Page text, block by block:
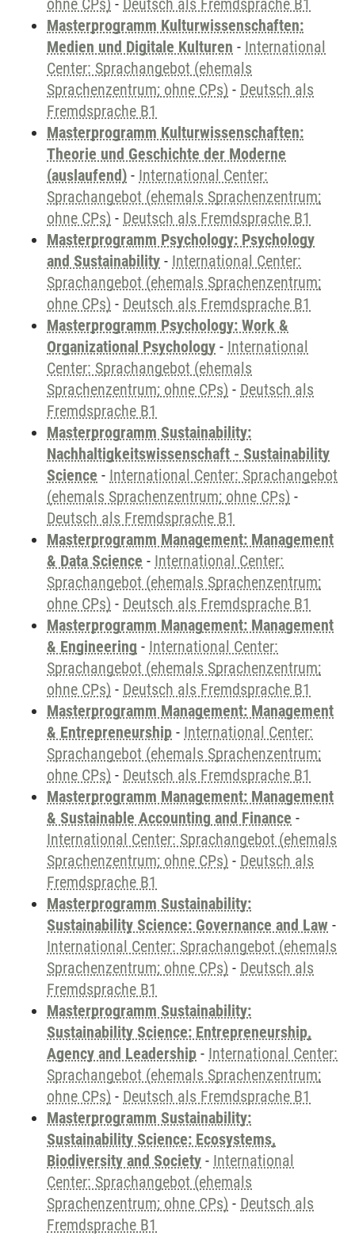
ohne CPs) - Deutsch als Fremdsprache B1
Masterprogramm Kulturwissenschaften:
Medien und Digitale Kulturen - International
Center: Sprachangebot (ehemals
Sprachenzentrum; ohne CPs) - Deutsch als
Fremdsprache B1
Masterprogramm Kulturwissenschaften:
Theorie und Geschichte der Moderne
(auslaufend) - International Center:
Sprachangebot (ehemals Sprachenzentrum;
ohne CPs) - Deutsch als Fremdsprache B1
Masterprogramm Psychology: Psychology
and Sustainability - International Center:
Sprachangebot (ehemals Sprachenzentrum;
ohne CPs) - Deutsch als Fremdsprache B1
Masterprogramm Psychology: Work &
Organizational Psychology - International
Center: Sprachangebot (ehemals
Sprachenzentrum; ohne CPs) - Deutsch als
Fremdsprache B1
Masterprogramm Sustainability:
Nachhaltigkeitswissenschaft - Sustainability
Science - International Center: Sprachangebot
(ehemals Sprachenzentrum; ohne CPs) -
Deutsch als Fremdsprache B1
Masterprogramm Management: Management
& Data Science - International Center:
Sprachangebot (ehemals Sprachenzentrum;
ohne CPs) - Deutsch als Fremdsprache B1
Masterprogramm Management: Management
& Engineering - International Center:
Sprachangebot (ehemals Sprachenzentrum;
ohne CPs) - Deutsch als Fremdsprache B1
Masterprogramm Management: Management
& Entrepreneurship - International Center:
Sprachangebot (ehemals Sprachenzentrum;
ohne CPs) - Deutsch als Fremdsprache B1
Masterprogramm Management: Management
& Sustainable Accounting and Finance -
International Center: Sprachangebot (ehemals
Sprachenzentrum; ohne CPs) - Deutsch als
Fremdsprache B1
Masterprogramm Sustainability:
Sustainability Science: Governance and Law -
International Center: Sprachangebot (ehemals
Sprachenzentrum; ohne CPs) - Deutsch als
Fremdsprache B1
Masterprogramm Sustainability:
Sustainability Science: Entrepreneurship,
Agency and Leadership - International Center:
Sprachangebot (ehemals Sprachenzentrum;
ohne CPs) - Deutsch als Fremdsprache B1
Masterprogramm Sustainability:
Sustainability Science: Ecosystems,
Biodiversity and Society - International
Center: Sprachangebot (ehemals
Sprachenzentrum; ohne CPs) - Deutsch als
Fremdsprache B1